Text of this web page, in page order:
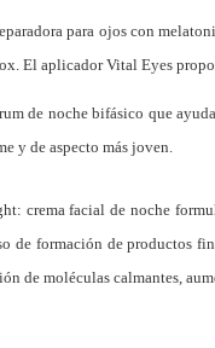
para ojos con
El aplicador Vital Eyes
de noche bifásico que
y de aspecto más joven.
crema facial de noche
de formación de productos
de moléculas calmantes,